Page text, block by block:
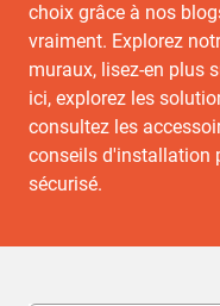
Pages
choix grâce à nos
vraiment. Explorez
muraux, lisez-en plus
ici, explorez les
consultez les
conseils d'installation
sécurisé.